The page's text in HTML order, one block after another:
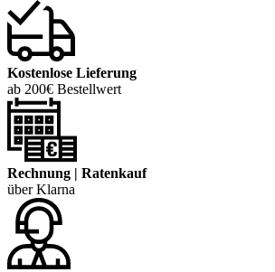
Kostenlose Lieferung
ab 200€ Bestellwert
Rechnung | Ratenkauf
über Klarna